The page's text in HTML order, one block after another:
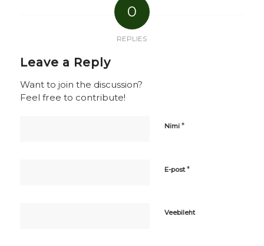
0
REPLIES
Leave a Reply
Want to join the discussion?
Feel free to contribute!
Nimi *
E-post*
Veebileht